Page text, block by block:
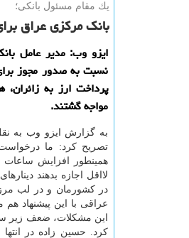
یك مقام مسئول بانكی؛
بانك مركزی عراق
ایزو وب: مدیر عامل
نسبت به صدور مجوز
پرداخت ارز به زائران،
مواجه گشتند.
به گزارش ایزو وب به
تصریح كرد: ما درخواست
همینطور افزایش ساعات
لااقل اجازه بدهند
در كشورمان و در لب
عراقی با این پیشنهاد
این مشكلات، ضعف زیر
كرد. حسین زاده در